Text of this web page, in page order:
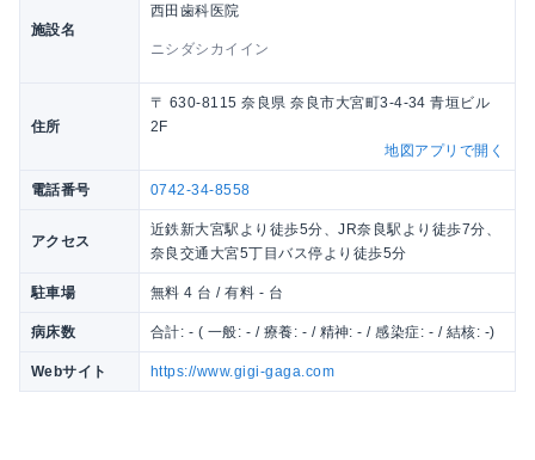
施設名
西田歯科医院
ニシダシカイイン
住所
〒 630-8115 奈良県 奈良市大宮町3-4-34 青垣ビル
2F
地図アプリで開く
電話番号 0742-34-8558
アクセス
近鉄新大宮駅より徒歩5分、JR奈良駅より徒歩7分、
奈良交通大宮5丁目バス停より徒歩5分
駐車場 無料 4 台 / 有料 - 台
病床数 合計: - ( 一般: - / 療養: - / 精神: - / 感染症: - / 結核: -)
Webサイト https://www.gigi-gaga.com